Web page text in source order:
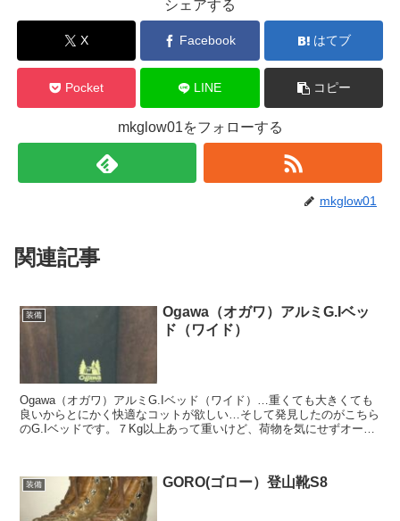
シェアする
X Facebook はてブ
Pocket LINE コピー
mkglow01をフォローする
mkglow01
関連記事
装備
Ogawa（オガワ）アルミG.Iベッ
ド（ワイド）
Ogawa（オガワ）アルミG.Iベッド（ワイド）…重くても大きくても
良いからとにかく快適なコットが欲しい…そして発見したのがこちら
のG.Iベッドです。７Kg以上あって重いけど、荷物を気にせずオート
装備 GORO(ゴロー）登山靴S8